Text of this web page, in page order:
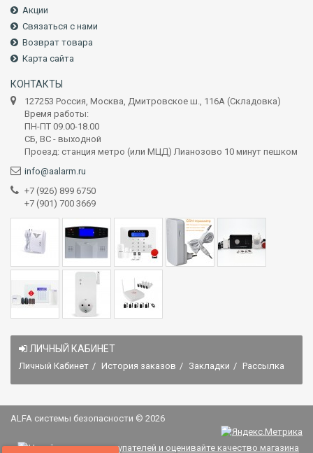
Акции
Связаться с нами
Возврат товара
Карта сайта
КОНТАКТЫ
127253 Россия, Москва, Дмитровское ш., 116А (Складовка)
Время работы:
ПН-ПТ 09.00-18.00
СБ, ВС - выходной
Проезд: станция метро (или МЦД) Лианозово 10 минут пешком
info@aalarm.ru
+7 (926) 899 6750
+7 (901) 700 3669
ЛИЧНЫЙ КАБИНЕТ
Личный Кабинет История заказов Закладки Рассылка
ALFA системы безопасности © 2026